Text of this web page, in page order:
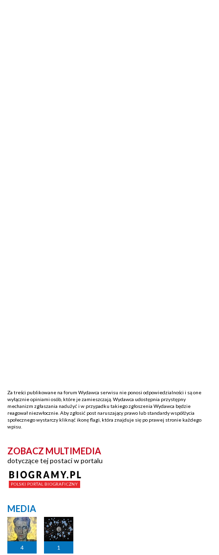
Za treści publikowane na forum Wydawca serwisu nie ponosi odpowiedzialności i są one
wyłącznie opiniami osób, które je zamieszczają. Wydawca udostępnia przystępny
mechanizm zgłaszania nadużyć i w przypadku takiego zgłoszenia Wydawca będzie
reagował niezwłocznie. Aby zgłosić post naruszający prawo lub standardy współżycia
społecznego wystarczy kliknąć ikonę flagi, która znajduje się po prawej stronie każdego
wpisu.
ZOBACZ MULTIMEDIA
dotyczące tej postaci w portalu
MEDIA
4 1